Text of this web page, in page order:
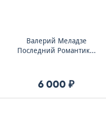
Валерий Меладзе
Последний Романтик...
6 000 ₽